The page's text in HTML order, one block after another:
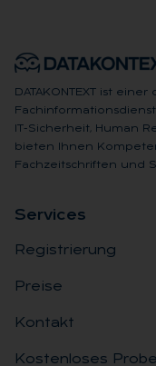
DATAKONTEXT ist
IT-Sicherheit, Human
bieten Ihnen
Fachzeitschriften und
Ser­vices
Registrierung
Preise
Kontakt
Kostenloses